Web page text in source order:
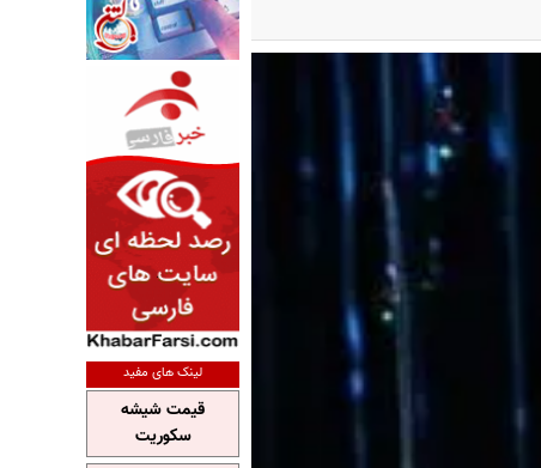
لینک های مفید
قیمت شیشه
سکوریت